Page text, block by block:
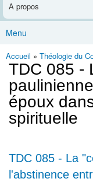
A propos
Menu
Vous êtes ici
Accueil » Théologie du
TDC 085 -
époux
spirituelle
TDC 085 - La
l'abstinence